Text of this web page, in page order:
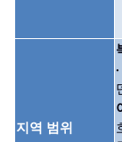
지역 범위
·